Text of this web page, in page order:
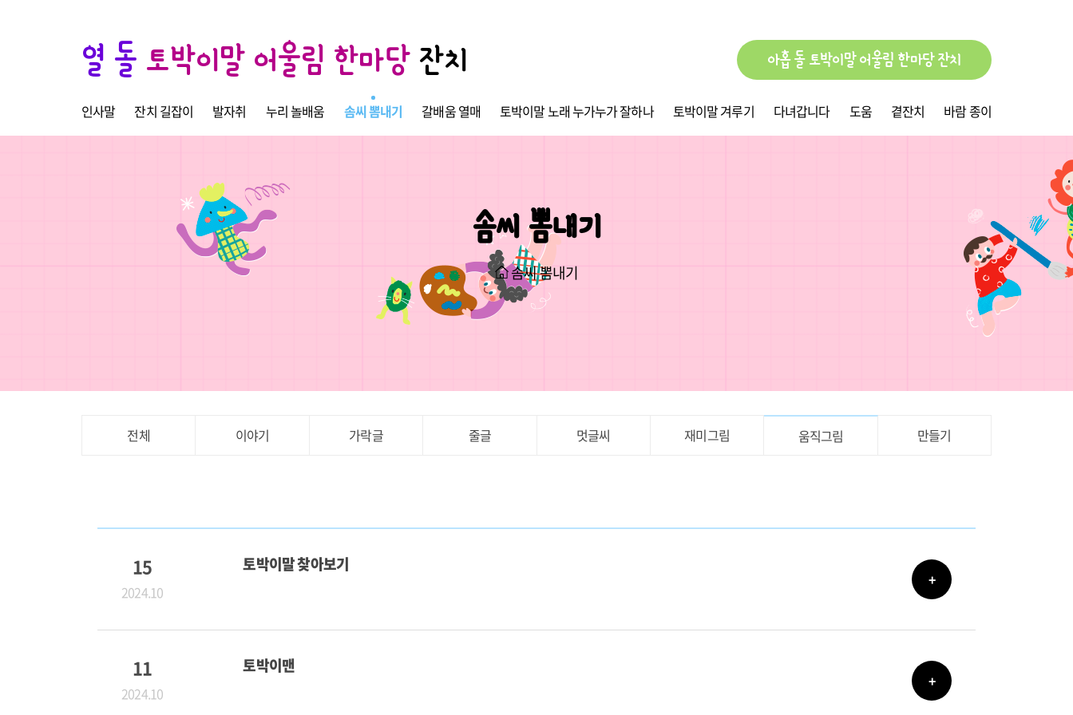
열 돌 토박이말 어울림 한마당잔치 아홉 돌 토박이말 어울림 한마당 잔치
인사말 잔치 길잡이 발자취 누리 놀배움 솜씨 뽐내기 갈배움 열매 토박이말 노래 누가누가 잘하나 토박이말 겨루기 다녀갑니다 도움 곁잔치 바람 종이
솜씨 뽐내기
솜씨 뽐내기
전체 이야기 가락글 줄글 멋글씨 재미그림 움직그림 만들기
15
2024.10
토박이말 찾아보기
+
11
2024.10
토박이맨
+